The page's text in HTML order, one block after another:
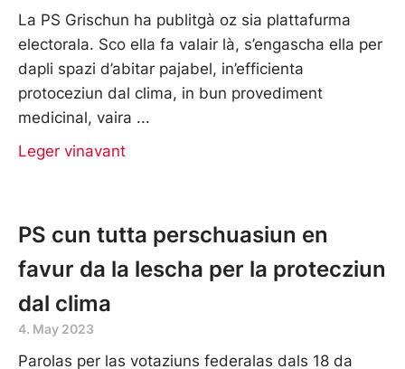
La PS Grischun ha publitgà oz sia plattafurma
electorala. Sco ella fa valair là, s’engascha ella per
dapli spazi d’abitar pajabel, in’efficienta
protoceziun dal clima, in bun provediment
medicinal, vaira
Leger vinavant
PS cun tutta perschuasiun en
favur da la lescha per la protecziun
dal clima
4. May 2023
Parolas per las votaziuns federalas dals 18 da